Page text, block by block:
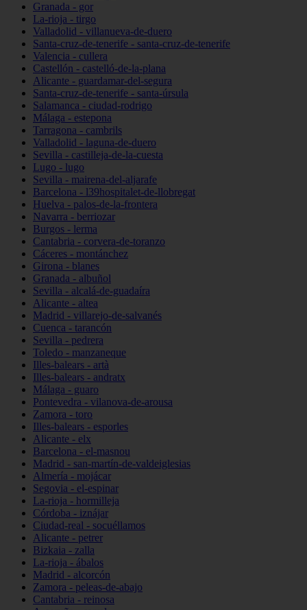
Granada - gor
La-rioja - tirgo
Valladolid - villanueva-de-duero
Santa-cruz-de-tenerife - santa-cruz-de-tenerife
Valencia - cullera
Castellón - castelló-de-la-plana
Alicante - guardamar-del-segura
Santa-cruz-de-tenerife - santa-úrsula
Salamanca - ciudad-rodrigo
Málaga - estepona
Tarragona - cambrils
Valladolid - laguna-de-duero
Sevilla - castilleja-de-la-cuesta
Lugo - lugo
Sevilla - mairena-del-aljarafe
Barcelona - l39hospitalet-de-llobregat
Huelva - palos-de-la-frontera
Navarra - berriozar
Burgos - lerma
Cantabria - corvera-de-toranzo
Cáceres - montánchez
Girona - blanes
Granada - albuñol
Sevilla - alcalá-de-guadaíra
Alicante - altea
Madrid - villarejo-de-salvanés
Cuenca - tarancón
Sevilla - pedrera
Toledo - manzaneque
Illes-balears - artà
Illes-balears - andratx
Málaga - guaro
Pontevedra - vilanova-de-arousa
Zamora - toro
Illes-balears - esporles
Alicante - elx
Barcelona - el-masnou
Madrid - san-martín-de-valdeiglesias
Almería - mojácar
Segovia - el-espinar
La-rioja - hormilleja
Córdoba - iznájar
Ciudad-real - socuéllamos
Alicante - petrer
Bizkaia - zalla
La-rioja - ábalos
Madrid - alcorcón
Zamora - peleas-de-abajo
Cantabria - reinosa